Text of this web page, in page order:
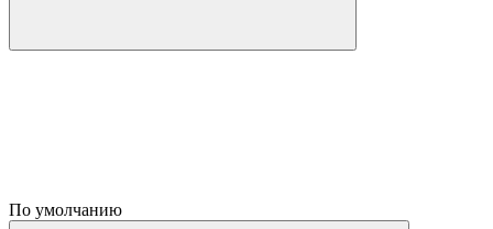
По умолчанию